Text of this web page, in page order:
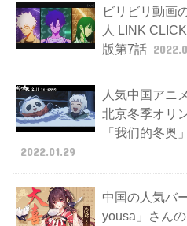
ビリビリ動画
人 LINK
版第7話
人気中国アニ
北京冬季オリ
「我们的冬奥
2022.01.29
中国の人気バ
yousa」さん